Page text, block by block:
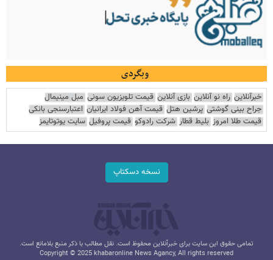
وبگردی
خبرآنلاین راه نو آنلاین بازی آنلاین قیمت تلویزیون سونی مبل مینیمال
جراح بینی گوشتی پرشین هتل قیمت آهن فولاد ایرانیان اعتبارسنجی بانکی
قیمت طلا امروز بلیط قطار شرکت رادوکو قیمت پروفیل سایت یوتوتایمز
نسخه دسکتاپ
تمامی حقوق این سایت برای خبرآنلاین محفوظ است. نقل مطالب با ذکر منبع بلامانع است.
Copyright © 2025 khabaronline News Agancy, All rights reserved